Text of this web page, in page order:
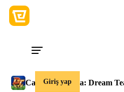
Giriş yap
Captain Tsubasa: Dream